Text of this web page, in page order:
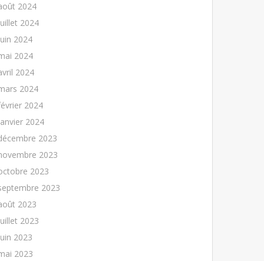
2024
2024
2024
2024
2024
2024
2024
2024
2023
2023
2023
2023
2023
2023
2023
2023